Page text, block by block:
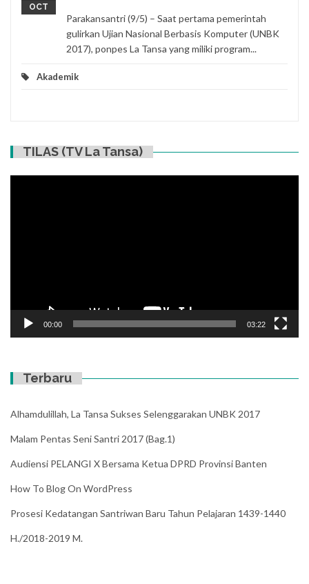
OCT
Parakansantri (9/5) – Saat pertama pemerintah
gulirkan Ujian Nasional Berbasis Komputer (UNBK
2017), ponpes La Tansa yang miliki program...
Akademik
TILAS (TV La Tansa)
00:00 03:22
Terbaru
Alhamdulillah, La Tansa Sukses Selenggarakan UNBK 2017
Malam Pentas Seni Santri 2017 (Bag.1)
Audiensi PELANGI X Bersama Ketua DPRD Provinsi Banten
How To Blog On WordPress
Prosesi Kedatangan Santriwan Baru Tahun Pelajaran 1439-1440
H./2018-2019 M.